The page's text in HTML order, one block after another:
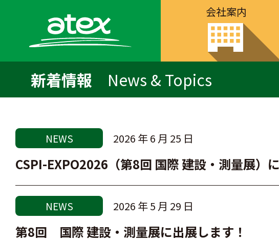
会社案内
新着情報 News & Topics
NEWS 2026 年 6 月 25 日
CSPI-EXPO2026（第8回 国際 建設・測量展）
NEWS 2026 年 5 月 29 日
第8回 国際 建設・測量展に出展します！